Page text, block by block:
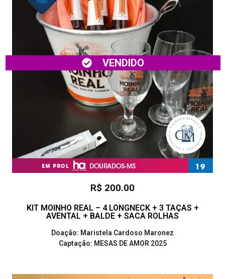
R$ 200.00
VENDIDO
KIT MOINHO REAL – 4 LONGNECK + 3 TAÇAS +
AVENTAL + BALDE + SACA ROLHAS
Doação: Maristela Cardoso Maronez
Captação: MESAS DE AMOR 2025